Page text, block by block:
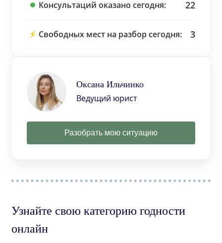
Консультаций оказано сегодня: 22
⚡ Свободных мест на разбор сегодня: 3
Оксана Ильчинко
Ведущий юрист
Разобрать мою ситуацию
Узнайте свою категорию годности
онлайн